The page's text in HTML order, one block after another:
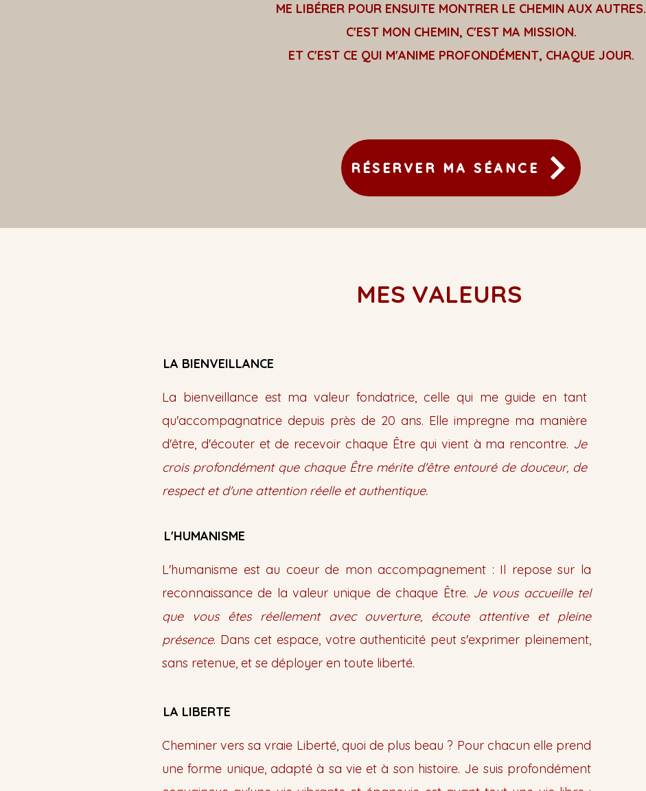
ME LIBÉRER POUR ENSUITE MONTRER LE CHEMIN AUX AUTRES.
C'EST MON CHEMIN, C'EST MA MISSION.
ET C'EST CE QUI M'ANIME PROFONDÉMENT, CHAQUE JOUR.
RÉSERVER MA SÉANCE
MES VALEURS
LA BIENVEILLANCE
La bienveillance est ma valeur fondatrice, celle qui me guide en tant
qu'accompagnatrice depuis près de 20 ans. Elle impregne ma manière
d'être, d'écouter et de recevoir chaque Être qui vient à ma rencontre. Je
crois profondément que chaque Être mérite d'être entouré de douceur, de
respect et d'une attention réelle et authentique.​
L'HUMANISME
L'humanisme est au coeur de mon accompagnement : Il repose sur la
reconnaissance de la valeur unique de chaque Être. Je vous accueille tel
que vous êtes réellement avec ouverture, écoute attentive et pleine
présence. Dans cet espace, votre authenticité peut s'exprimer pleinement,
sans retenue, et se déployer en toute liberté.
LA LIBERTE
Cheminer vers sa vraie Liberté, quoi de plus beau ? Pour chacun elle prend
une forme unique, adapté à sa vie et à son histoire. Je suis profondément